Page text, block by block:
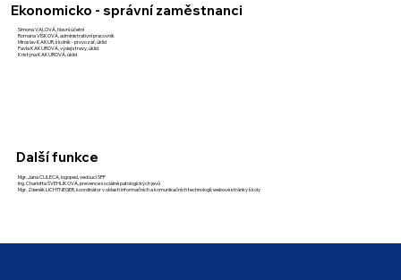
Ekonomicko - správní zaměstnanci
Simona VALOVÁ, hlavní účetní
Romana VÍŠKOVÁ, administrativní pracovník
Miroslav KAKUR, školník - provozář, úklid
Pavla KAKUROVÁ, výdej stravy, úklid
Kristýna KAKUROVÁ, úklid
Další funkce
Mgr. Jana CULECA, logoped, vedoucí ŠPP
Ing. Charlotta ŠVEHLÍKOVÁ, prevence sociálně patologických jevů
Mgr. Zdeněk LICHTNEGER, koordinátor v oblasti informačních a komunikačních technologií; webové stránky školy